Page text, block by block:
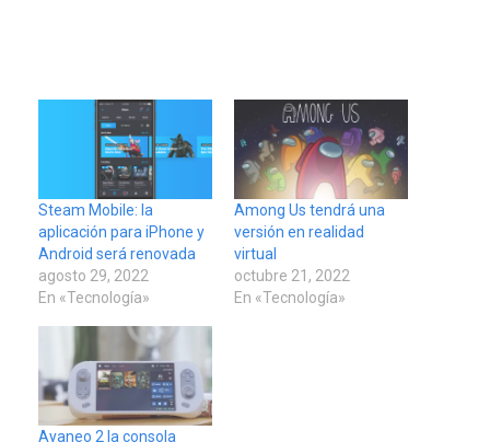
Steam Mobile: la
aplicación para iPhone y
Android será renovada
agosto 29, 2022
En «Tecnología»
Among Us tendrá una
versión en realidad
virtual
octubre 21, 2022
En «Tecnología»
Ayaneo 2 la consola